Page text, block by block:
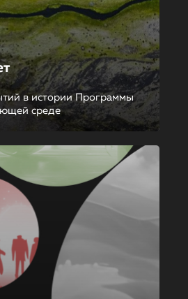
в истории Программы
среде